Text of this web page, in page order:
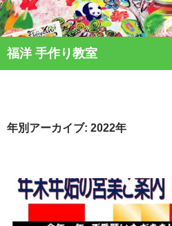
福洋 手作り教室
ツ
年別アーカイブ: 2022年